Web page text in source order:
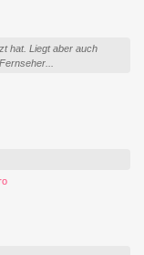
hat. Liegt aber auch